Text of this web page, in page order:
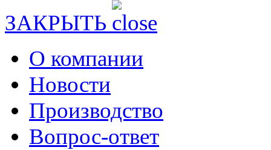
ЗАКРЫТЬ
О компании
Новости
Производство
Вопрос-ответ